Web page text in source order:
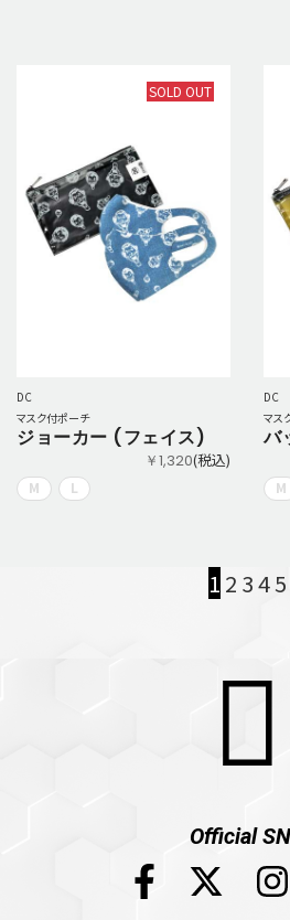
SOLD OUT
DC
マスク付ポーチ
ジョーカー (フェイス)
￥1,320(税込)
M L
DC
マス
バ
M
1 2 345
Official